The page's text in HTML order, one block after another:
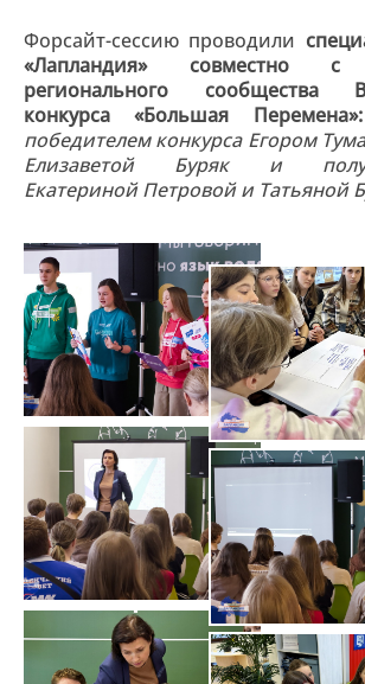
Форсайт-сессию проводили
«Лапландия» совместно с
регионального сообщества
конкурса «Большая
победителем конкурса Егором
Елизаветой Буряк и
Екатериной Петровой и Татьяной